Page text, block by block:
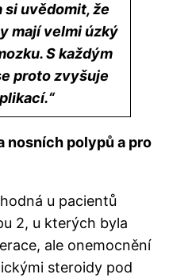
si uvědomit, že
mají velmi úzký
S každým
proto zvyšuje
“
nosních polypů a pro
u pacientů
2, u kterých byla
ale onemocnění
steroidy pod